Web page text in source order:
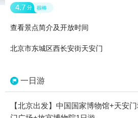
4.7 分 很棒
查看景点简介及开放时间
北京市东城区西长安街天安门
一日游
【北京出发】中国国家博物馆+天安